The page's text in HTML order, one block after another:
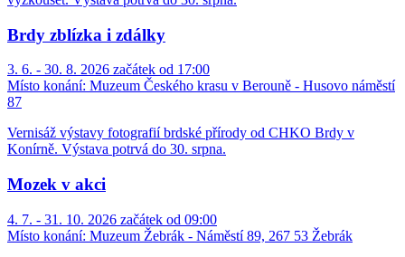
Brdy zblízka i zdálky
3. 6. - 30. 8. 2026 začátek od 17:00
Místo konání: Muzeum Českého krasu v Berouně - Husovo náměstí
87
Vernisáž výstavy fotografií brdské přírody od CHKO Brdy v
Konírně. Výstava potrvá do 30. srpna.
Mozek v akci
4. 7. - 31. 10. 2026 začátek od 09:00
Místo konání: Muzeum Žebrák - Náměstí 89, 267 53 Žebrák